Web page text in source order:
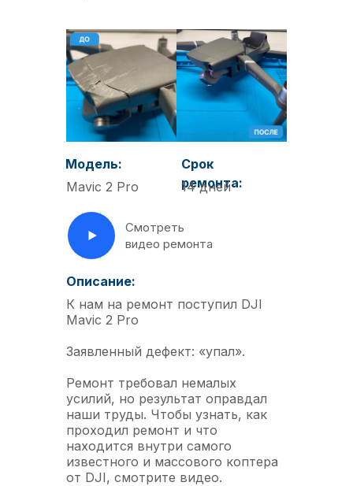
Описание:
К нам на ремонт поступил DJI
Mavic 2 Pro
Заявленный дефект: «упал».
Ремонт требовал немалых
усилий, но результат оправдал
наши труды. Чтобы узнать, как
проходил ремонт и что
находится внутри самого
известного и массового коптера
от DJI, смотрите видео.
Модель:
Срок
ремонта:
14 дней
Mavic 2 Pro
Смотреть
видео ремонта